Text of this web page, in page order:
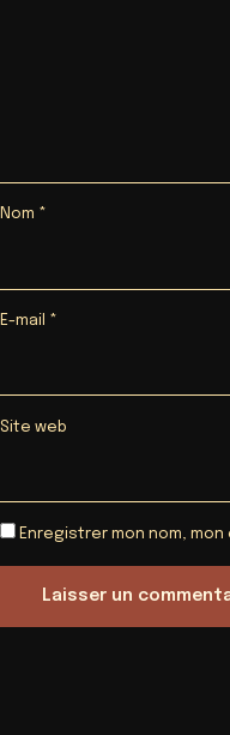
Nom *
E-mail *
Site web
Enregistrer mon nom,